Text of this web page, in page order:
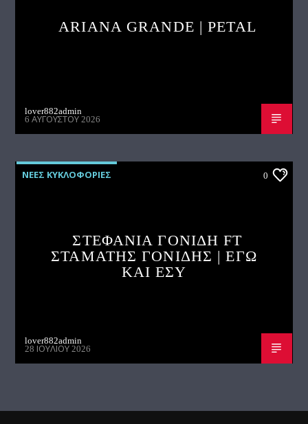
ARIANA GRANDE | PETAL
lover882admin
6 ΑΥΓΟΎΣΤΟΥ 2026
ΝΕΕΣ ΚΥΚΛΟΦΟΡΙΕΣ 0
ΣΤΕΦΑΝΙΑ ΓΟΝΙΔΗ FT
ΣΤΑΜΑΤΗΣ ΓΟΝΙΔΗΣ | ΕΓΩ
ΚΑΙ ΕΣΥ
lover882admin
28 ΙΟΥΛΊΟΥ 2026